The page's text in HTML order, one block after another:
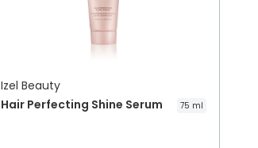
Izel Beauty
Hair Perfecting Shine Serum
75 ml